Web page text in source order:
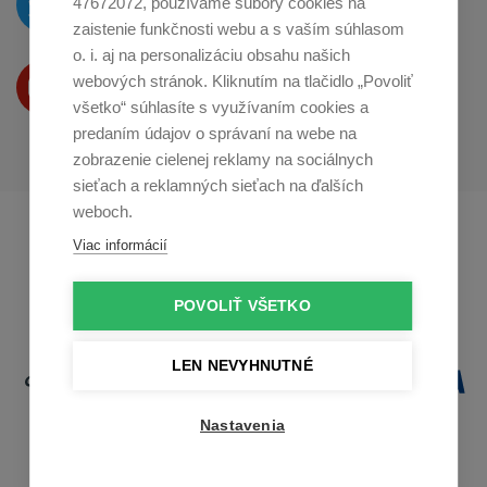
naTwitteri
Produkty Vám predstavujeme
na Youtube
Profikuchař.cz
zaistenie funkčnosti webu a s vaším súhlasom
o. i. aj na personalizáciu obsahu našich
webových stránok. Kliknutím na tlačidlo „Povoliť
všetko“ súhlasíte s využívaním cookies a
predaním údajov o správaní na webe na
zobrazenie cielenej reklamy na sociálnych
sieťach a reklamných sieťach na ďalších
weboch.
Viac informácií
POVOLIŤ VŠETKO
LEN NEVYHNUTNÉ
Nastavenia